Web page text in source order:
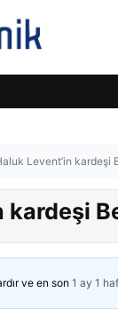
Levent’in kardeşi
kardeşi
ve en son 1 ay 1